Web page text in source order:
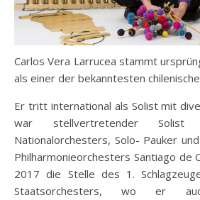
Carlos Vera Larrucea stammt
als einer der bekanntesten
Er tritt international als Solist mit
war stellvertretender Solist
Nationalorchesters, Solo- Pauker
Philharmonieorchesters Santiago de
2017 die Stelle des 1.
Staatsorchesters, wo er